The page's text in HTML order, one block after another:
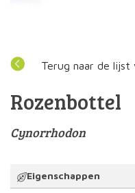
Terug naar de lijst
Rozenbottel
Cynorrhodon
Eigenschappen